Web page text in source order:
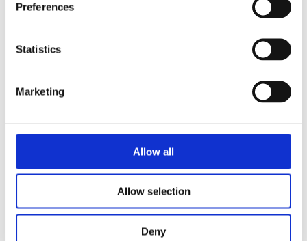
Preferences
Statistics
Marketing
Allow all
Allow selection
Deny
APCIe-
1711 -
PCIe
de
comptage